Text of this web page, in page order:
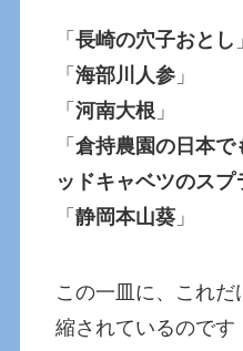
「長崎の穴子おとし
「海部川人参 」
「河南大根 」
「倉持農園の日本で
ッドキャベツのスプ
「静岡本山葵 」
この一皿に、これ
縮されているのです